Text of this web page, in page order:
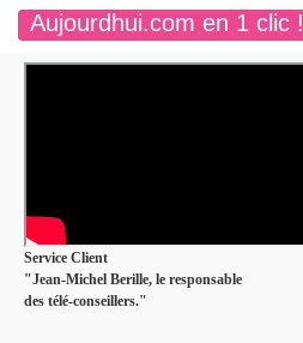
Aujourdhui.com en 1 clic !
Service Client
"Jean-Michel Berille, le responsable
des télé-conseillers."